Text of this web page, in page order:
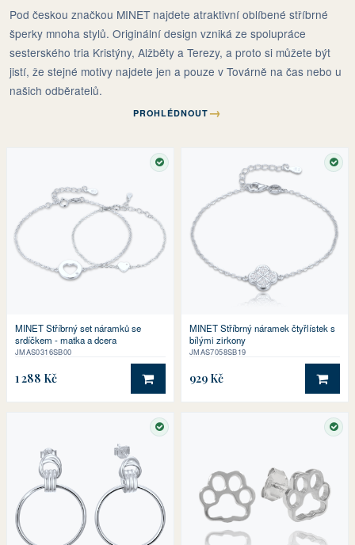
Pod českou značkou MINET najdete atraktivní oblíbené stříbrné
šperky mnoha stylů. Originální design vzniká ze spolupráce
sesterského tria Kristýny, Alžběty a Terezy, a proto si můžete být
jistí, že stejné motivy najdete jen a pouze v Továrně na čas nebo u
našich odběratelů.
PROHLÉDNOUT →
SKLADEM
MINET Stříbrný set náramků se
srdíčkem - matka a dcera
JMAS0316SB00
1 288 Kč DO KOŠÍKU
MINET Stříbrný náramek čtyřlístek s
bílými zirkony
JMAS7058SB19
929 Kč DO
SKLADEM